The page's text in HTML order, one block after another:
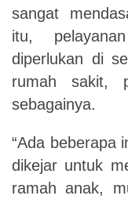
sangat
itu,
diperlukan di
rumah sakit,
sebagainya.
“Ada beberapa
dikejar untuk
ramah anak,